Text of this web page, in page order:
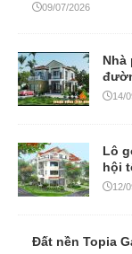
09/07/2026
Nhà
14/
Lô
hội
12/
Đất nền Topia